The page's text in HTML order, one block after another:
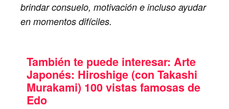
brindar consuelo, motivación e incluso ayudar
en momentos difíciles.
También te puede interesar:Arte
Japonés: Hiroshige (con Takashi
Murakami) 100 vistas famosas de
Edo